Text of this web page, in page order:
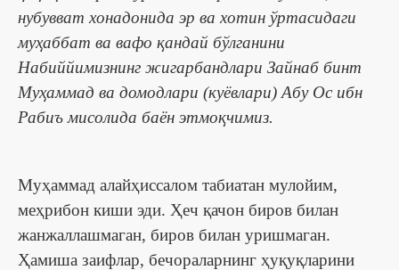
нубувват хонадонида эр ва хотин ўртасидаги
муҳаббат ва вафо қандай бўлганини
Набиййимизнинг жигарбандлари Зайнаб бинт
Муҳаммад ва домодлари (куёвлари) Абу Ос ибн
Рабиъ мисолида баён этмоқчимиз.
Муҳаммад алайҳиссалом табиатан мулойим,
меҳрибон киши эди. Ҳеч қачон биров билан
жанжаллашмаган, биров билан уришмаган.
Ҳамиша заифлар, бечораларнинг ҳуқуқларини